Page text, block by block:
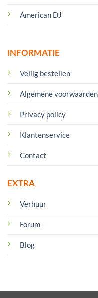
American DJ
INFORMATIE
Veilig bestellen
Algemene voorwaarden
Privacy policy
Klantenservice
Contact
EXTRA
Verhuur
Forum
Blog